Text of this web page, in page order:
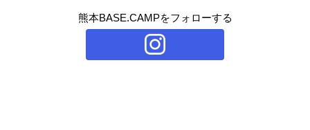
熊本BASE.CAMPをフォローする